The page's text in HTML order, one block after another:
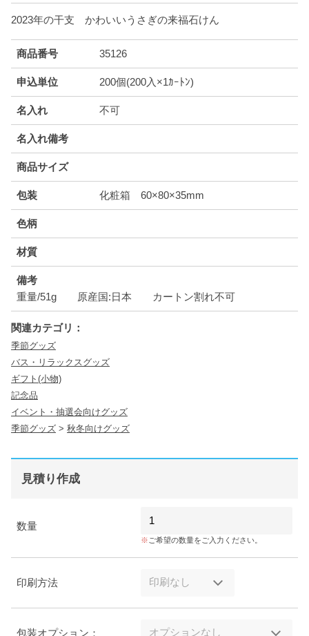
2023年の干支 かわいいうさぎの来福石けん
商品番号 35126
申込単位 200個(200入×1ｶｰﾄﾝ)
名入れ 不可
名入れ備考
商品サイズ
包装 化粧箱 60×80×35mm
色柄
材質
備考
重量/51g 原産国:日本 カートン割れ不可
関連カテゴリ：
季節グッズ
バス・リラックスグッズ
ギフト(小物)
記念品
イベント・抽選会向けグッズ
季節グッズ > 秋冬向けグッズ
見積り作成
数量
ご希望の数量をご入力ください。
印刷方法
包装オプション：